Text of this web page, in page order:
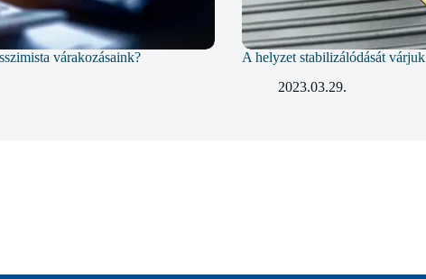
várakozásaink?
A helyzet stabilizálódását várjuk
2023.03.29.